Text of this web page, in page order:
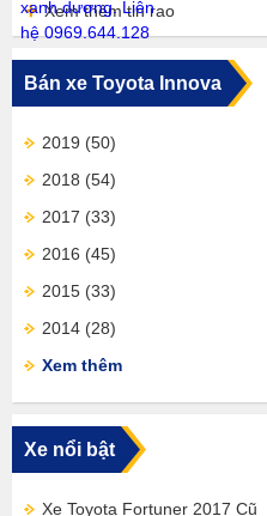
Xem thêm tin rao
Bán xe Toyota Innova
2019 (50)
2018 (54)
2017 (33)
2016 (45)
2015 (33)
2014 (28)
Xem thêm
Xe nổi bật
Xe Toyota Fortuner 2017 Cũ